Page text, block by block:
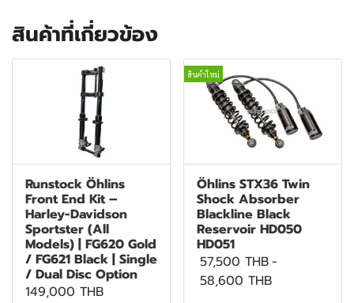
สินค้าที่เกี่ยวข้อง
Runstock Öhlins
Front End Kit –
Harley-Davidson
Sportster (All
Models) | FG620 Gold
/ FG621 Black | Single
/ Dual Disc Option
149,000 THB
สินค้าใหม่
Öhlins STX36 Twin
Shock Absorber
Blackline Black
Reservoir HD050
HD051
57,500 THB-
58,600 THB